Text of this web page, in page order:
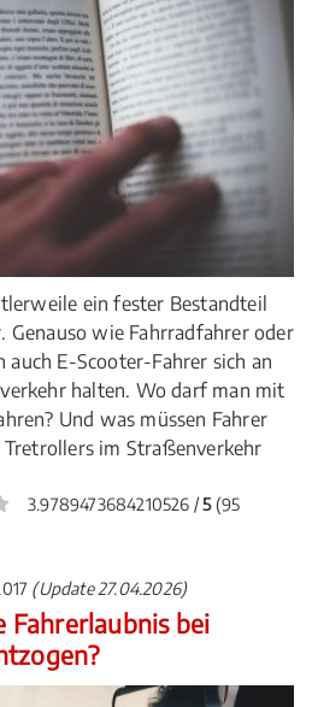
ein fester Bestandteil
Genauso wie Fahrradfahrer oder
auch E-Scooter-Fahrer sich an
halten. Wo darf man mit
Und was müssen Fahrer
im Straßenverkehr
3.9789473684210526 /5(95
(Update 27.04.2026)
Fahrerlaubnis bei